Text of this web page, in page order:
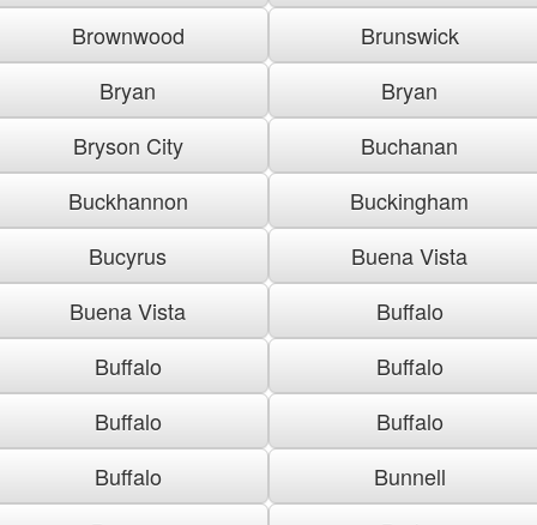
Brownwood
Brunswick
Bryan
Bryan
Bryson City
Buchanan
Buckhannon
Buckingham
Bucyrus
Buena Vista
Buena Vista
Buffalo
Buffalo
Buffalo
Buffalo
Buffalo
Buffalo
Bunnell